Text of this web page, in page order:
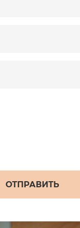
ОТПРАВИТЬ